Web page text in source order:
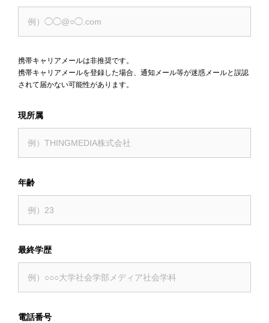
携帯キャリアメールは非推奨です。
携帯キャリアメールを登録した場合、通知メール等が迷惑メールと誤認
されて届かない可能性があります。
現所属
年齢
最終学歴
電話番号